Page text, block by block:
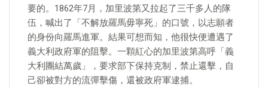
要的。1862年7月，加里波第又拉起了三千多人的隊
伍，喊出了「不解放羅馬毋寧死」的口號，以志願者
的身份向羅馬進軍。結果可想而知，他很快便遭遇了
義大利政府軍的阻擊。一顆紅心的加里波第高呼「義
大利團結萬歲」，要求部下保持克制，禁止還擊，自
己卻被對方的流彈擊傷，還被政府軍逮捕。